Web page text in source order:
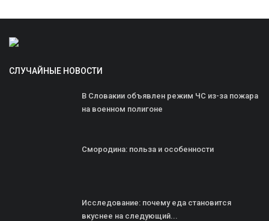
СЛУЧАЙНЫЕ НОВОСТИ
В Словакии объявлен режим ЧС из-за пожара
на военном полигоне
Смородина: польза и особенности
Исследование: почему еда становится
вкуснее на следующий...